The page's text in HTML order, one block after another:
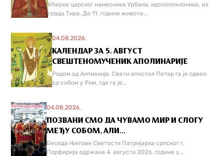
Кћерка царског намесника Урбана, идолопоклоника, из
града Тира. До 11. године живота...
04.08.2026.
КАЛЕНДАР ЗА 5. АВГУСТ
СВЕШТЕНОМУЧЕНИК АПОЛИНАРИЈЕ
Родом од Антиохије. Свети апостол Петар га је одвео
са собом у Рим, где га је...
04.08.2026.
ПОЗВАНИ СМО ДА ЧУВАМО МИР И СЛОГУ
МЕЂУ СОБОМ, АЛИ...
Беседа Његове Светости Патријарха српског г.
Порфирија одржана 4. августа 2026. године у...